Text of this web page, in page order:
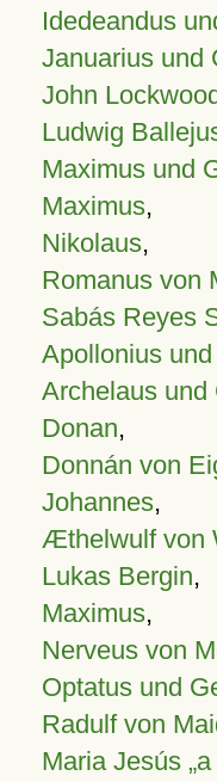
Idedeandus
Januarius und
John
Ludwig
Maximus und
Maximus,
Nikolaus,
Romanus von
Sabás Reyes
Apollonius
Archelaus und
Donan,
Donnán von
Johannes,
Æthelwulf von
Lukas Bergin,
Maximus,
Nerveus von
Optatus und
Radulf von
Maria Jesús „a